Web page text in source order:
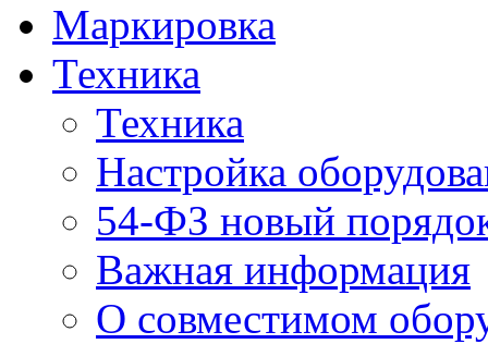
Маркировка
Техника
Техника
Настройка
54-ФЗ новый
Важная информация
О совместимом